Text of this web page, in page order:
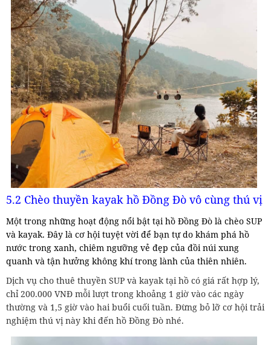
5.2 Chèo thuyền kayak hồ Đồng Đò vô cùng thú vị
Một trong những hoạt động nổi bật tại hồ Đồng Đò là chèo SUP
và kayak. Đây là cơ hội tuyệt vời để bạn tự do khám phá hồ
nước trong xanh, chiêm ngưỡng vẻ đẹp của đồi núi xung
quanh và tận hưởng không khí trong lành của thiên nhiên.
Dịch vụ cho thuê thuyền SUP và kayak tại hồ có giá rất hợp lý,
chỉ 200.000 VNĐ mỗi lượt trong khoảng 1 giờ vào các ngày
thường và 1,5 giờ vào hai buổi cuối tuần. Đừng bỏ lỡ cơ hội trải
nghiệm thú vị này khi đến hồ Đồng Đò nhé.